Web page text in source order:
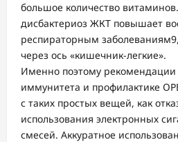
большое количество
дисбактериоз ЖКТ повышает
респираторным
через ось «кишечник-легкие».
Именно поэтому рекомендации
иммунитета и профилактике
с таких простых вещей, как
использования электронных
смесей. Аккуратное